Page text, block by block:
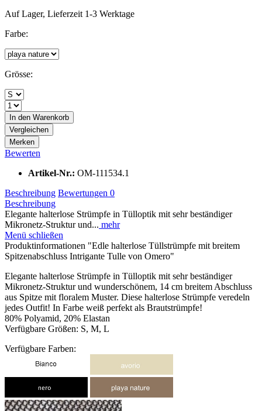
Auf Lager, Lieferzeit 1-3 Werktage
Farbe:
Grösse:
In den Warenkorb
Vergleichen
Merken
Bewerten
Artikel-Nr.: OM-111534.1
Beschreibung Bewertungen 0
Beschreibung
Elegante halterlose Strümpfe in Tülloptik mit sehr beständiger
Mikronetz-Struktur und... mehr
Menü schließen
Produktinformationen "Edle halterlose Tüllstrümpfe mit breitem
Spitzenabschluss Intrigante Tulle von Omero"
Elegante halterlose Strümpfe in Tülloptik mit sehr beständiger
Mikronetz-Struktur und wunderschönem, 14 cm breitem Abschluss
aus Spitze mit floralem Muster. Diese halterlose Strümpfe veredeln
jedes Outfit! In Farbe weiß perfekt als Brautstrümpfe!
80% Polyamid, 20% Elastan
Verfügbare Größen: S, M, L
Verfügbare Farben: